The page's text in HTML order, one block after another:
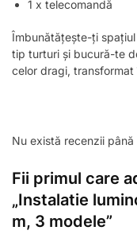
1 x telecomandă
Îmbunătățește-ți
tip turturi și bucură-te
celor dragi,
Nu există recenzii până
Fii primul care
„Instalatie
m, 3 modele”